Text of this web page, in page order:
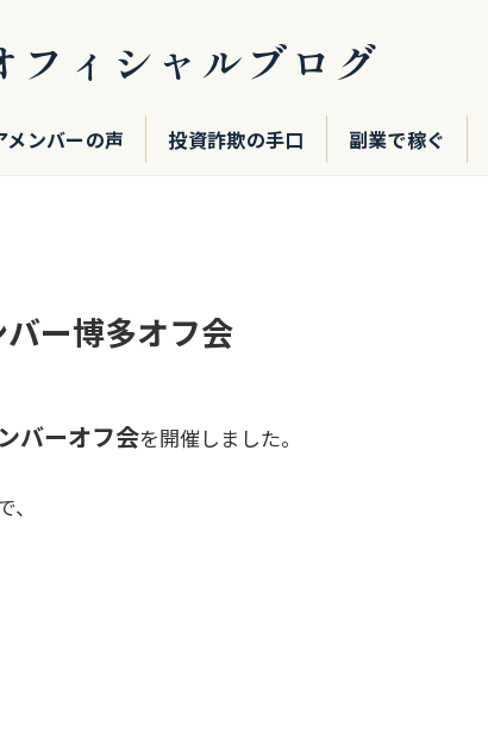
フィシャルブログ
メンバーの声 投資詐欺の手口 副業で稼ぐ
ー博多オフ会
バーオフ会を開催しました。